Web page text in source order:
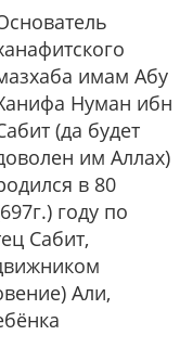
имам Абу
Нуман ибн
(да будет
им Аллах)
в 80
году по
Сабит,
Али,